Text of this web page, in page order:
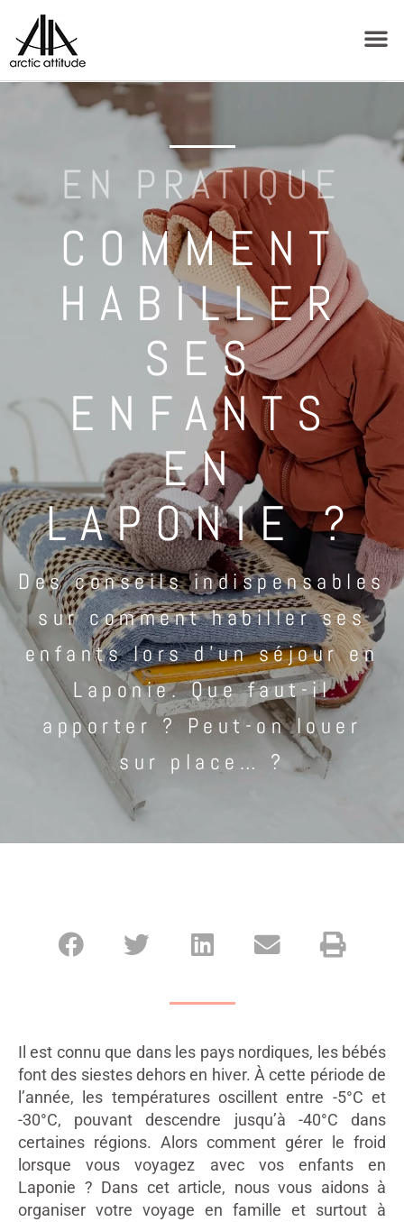
EN PRATIQUE
COMMENT
HABILLER
SES
ENFANTS
EN
LAPONIE ?
Des conseils indispensables
sur comment habiller ses
enfants lors d’un séjour en
Laponie. Que faut-il
apporter ? Peut-on louer
sur place… ?
Il est connu que dans les pays nordiques, les bébés
font des siestes dehors en hiver. À cette période de
l’année, les températures oscillent entre -5°C et
-30°C, pouvant descendre jusqu’à -40°C dans
certaines régions. Alors comment gérer le froid
lorsque vous voyagez avec vos enfants en
Laponie ? Dans cet article, nous vous aidons à
organiser votre voyage en famille et surtout à